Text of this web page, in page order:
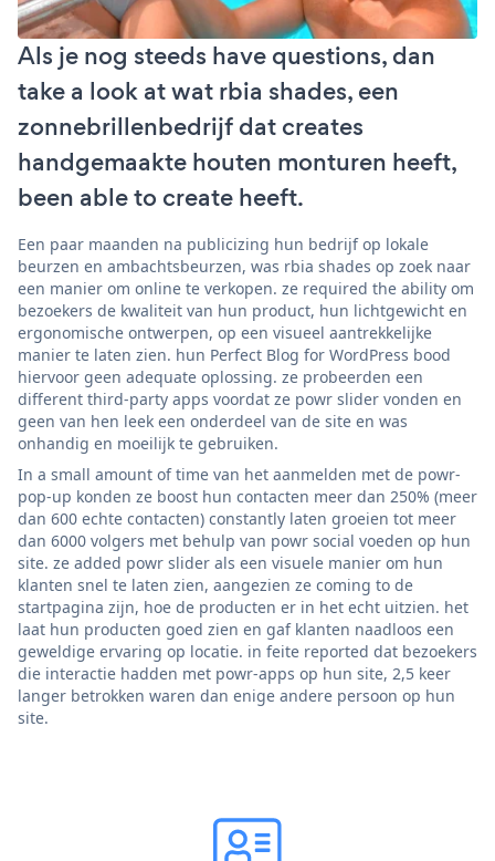
Als je nog steeds have questions, dan
take a look at wat rbia shades, een
zonnebrillenbedrijf dat creates
handgemaakte houten monturen heeft,
been able to create heeft.
Een paar maanden na publicizing hun bedrijf op lokale
beurzen en ambachtsbeurzen, was rbia shades op zoek naar
een manier om online te verkopen. ze required the ability om
bezoekers de kwaliteit van hun product, hun lichtgewicht en
ergonomische ontwerpen, op een visueel aantrekkelijke
manier te laten zien. hun Perfect Blog for WordPress bood
hiervoor geen adequate oplossing. ze probeerden een
different third-party apps voordat ze powr slider vonden en
geen van hen leek een onderdeel van de site en was
onhandig en moeilijk te gebruiken.
In a small amount of time van het aanmelden met de powr-
pop-up konden ze boost hun contacten meer dan 250% (meer
dan 600 echte contacten) constantly laten groeien tot meer
dan 6000 volgers met behulp van powr social voeden op hun
site. ze added powr slider als een visuele manier om hun
klanten snel te laten zien, aangezien ze coming to de
startpagina zijn, hoe de producten er in het echt uitzien. het
laat hun producten goed zien en gaf klanten naadloos een
geweldige ervaring op locatie. in feite reported dat bezoekers
die interactie hadden met powr-apps op hun site, 2,5 keer
langer betrokken waren dan enige andere persoon op hun
site.